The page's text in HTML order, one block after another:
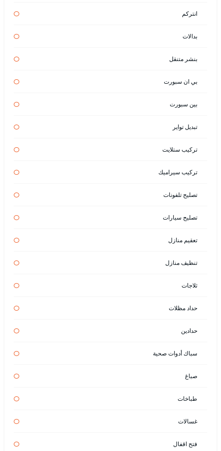
انتركم
بدالات
بنشر متنقل
بي ان سبورت
بين سبورت
تبديل تواير
تركيب ستلايت
تركيب سيراميك
تصليح تلفونات
تصليح سيارات
تعقيم منازل
تنظيف منازل
ثلاجات
حداد مظلات
حدادين
سباك أدوات صحية
صباغ
طباخات
غسالات
فتح اقفال